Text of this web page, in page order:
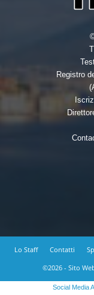
Registro
Lo Staff Contatti
©2026 - Sito
Social Media